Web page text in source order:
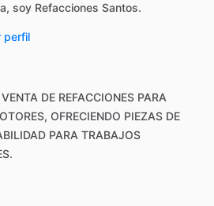
soy Refacciones Santos.
perfil
VENTA DE REFACCIONES PARA
OFRECIENDO PIEZAS DE
PARA TRABAJOS